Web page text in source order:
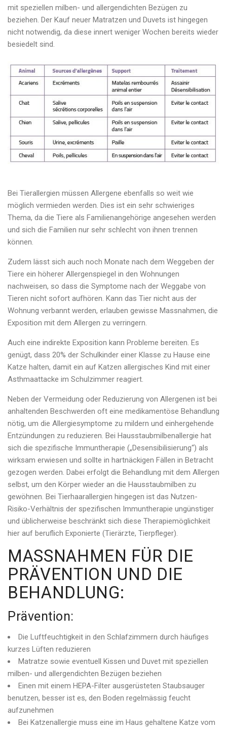
mit speziellen milben- und allergendichten Bezügen zu
beziehen. Der Kauf neuer Matratzen und Duvets ist hingegen
nicht notwendig, da diese innert weniger Wochen bereits wieder
besiedelt sind.
Bei Tierallergien müssen Allergene ebenfalls so weit wie
möglich vermieden werden. Dies ist ein sehr schwieriges
Thema, da die Tiere als Familienangehörige angesehen werden
und sich die Familien nur sehr schlecht von ihnen trennen
können.
Zudem lässt sich auch noch Monate nach dem Weggeben der
Tiere ein höherer Allergenspiegel in den Wohnungen
nachweisen, so dass die Symptome nach der Weggabe von
Tieren nicht sofort aufhören. Kann das Tier nicht aus der
Wohnung verbannt werden, erlauben gewisse Massnahmen, die
Exposition mit dem Allergen zu verringern.
Auch eine indirekte Exposition kann Probleme bereiten. Es
genügt, dass 20% der Schulkinder einer Klasse zu Hause eine
Katze halten, damit ein auf Katzen allergisches Kind mit einer
Asthmaattacke im Schulzimmer reagiert.
Neben der Vermeidung oder Reduzierung von Allergenen ist bei
anhaltenden Beschwerden oft eine medikamentöse Behandlung
nötig, um die Allergiesymptome zu mildern und einhergehende
Entzündungen zu reduzieren. Bei Hausstaubmilbenallergie hat
sich die spezifische Immuntherapie („Desensibilisierung“) als
wirksam erwiesen und sollte in hartnäckigen Fällen in Betracht
gezogen werden. Dabei erfolgt die Behandlung mit dem Allergen
selbst, um den Körper wieder an die Hausstaubmilben zu
gewöhnen. Bei Tierhaarallergien hingegen ist das Nutzen-
Risiko-Verhältnis der spezifischen Immuntherapie ungünstiger
und üblicherweise beschränkt sich diese Therapiemöglichkeit
hier auf beruflich Exponierte (Tierärzte, Tierpfleger).
MASSNAHMEN FÜR DIE
PRÄVENTION UND DIE
BEHANDLUNG:
Prävention:
Die Luftfeuchtigkeit in den Schlafzimmern durch häufiges
kurzes Lüften reduzieren
Matratze sowie eventuell Kissen und Duvet mit speziellen
milben- und allergendichten Bezügen beziehen
Einen mit einem HEPA-Filter ausgerüsteten Staubsauger
benutzen, besser ist es, den Boden regelmässig feucht
aufzunehmen
Bei Katzenallergie muss eine im Haus gehaltene Katze vom